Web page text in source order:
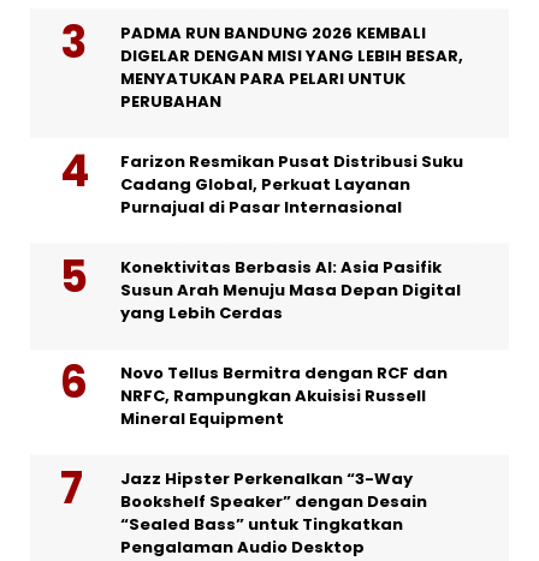
PADMA RUN BANDUNG 2026 KEMBALI
DIGELAR DENGAN MISI YANG LEBIH BESAR,
MENYATUKAN PARA PELARI UNTUK
PERUBAHAN
Farizon Resmikan Pusat Distribusi Suku
Cadang Global, Perkuat Layanan
Purnajual di Pasar Internasional
Konektivitas Berbasis AI: Asia Pasifik
Susun Arah Menuju Masa Depan Digital
yang Lebih Cerdas
Novo Tellus Bermitra dengan RCF dan
NRFC, Rampungkan Akuisisi Russell
Mineral Equipment
Jazz Hipster Perkenalkan “3-Way
Bookshelf Speaker” dengan Desain
“Sealed Bass” untuk Tingkatkan
Pengalaman Audio Desktop